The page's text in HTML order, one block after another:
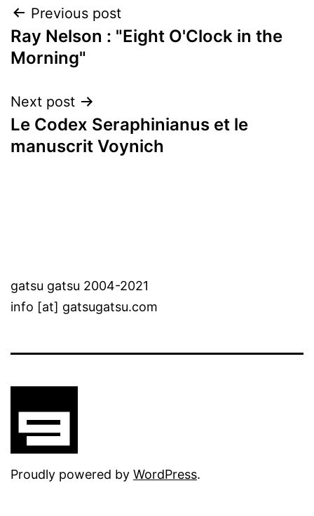
Post
navigation
Previous post
Ray Nelson : "Eight O'Clock in the
Morning"
Next post
Le Codex Seraphinianus et le
manuscrit Voynich
gatsu gatsu 2004-2021
info [at] gatsugatsu.com
Proudly powered by WordPress.